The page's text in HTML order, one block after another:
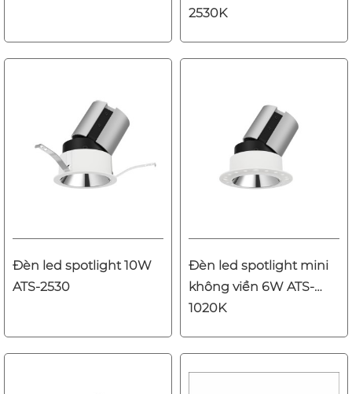
2530K
Đèn led spotlight 10W
ATS-2530
Đèn led spotlight mini
không viền 6W ATS-
1020K